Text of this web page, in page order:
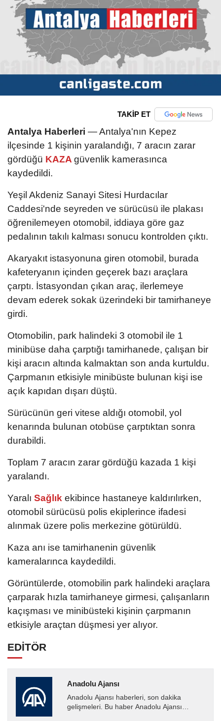
TAKİP ET
Antalya Haberleri — Antalya'nın Kepez
ilçesinde 1 kişinin yaralandığı, 7 aracın zarar
gördüğü KAZA güvenlik kamerasınca
kaydedildi.
Yeşil Akdeniz Sanayi Sitesi Hurdacılar
Caddesi'nde seyreden ve sürücüsü ile plakası
öğrenilemeyen otomobil, iddiaya göre gaz
pedalının takılı kalması sonucu kontrolden çıktı.
Akaryakıt istasyonuna giren otomobil, burada
kafeteryanın içinden geçerek bazı araçlara
çarptı. İstasyondan çıkan araç, ilerlemeye
devam ederek sokak üzerindeki bir tamirhaneye
girdi.
Otomobilin, park halindeki 3 otomobil ile 1
minibüse daha çarptığı tamirhanede, çalışan bir
kişi aracın altında kalmaktan son anda kurtuldu.
Çarpmanın etkisiyle minibüste bulunan kişi ise
açık kapıdan dışarı düştü.
Sürücünün geri vitese aldığı otomobil, yol
kenarında bulunan otobüse çarptıktan sonra
durabildi.
Toplam 7 aracın zarar gördüğü kazada 1 kişi
yaralandı.
Yaralı Sağlık ekibince hastaneye kaldırılırken,
otomobil sürücüsü polis ekiplerince ifadesi
alınmak üzere polis merkezine götürüldü.
Kaza anı ise tamirhanenin güvenlik
kameralarınca kaydedildi.
Görüntülerde, otomobilin park halindeki araçlara
çarparak hızla tamirhaneye girmesi, çalışanların
kaçışması ve minibüsteki kişinin çarpmanın
etkisiyle araçtan düşmesi yer alıyor.
EDİTÖR
Anadolu Ajansı
Anadolu Ajansı haberleri, son dakika
gelişmeleri. Bu haber Anadolu Ajansı